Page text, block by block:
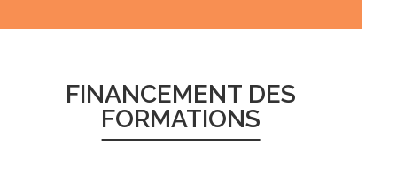
FINANCEMENT DES
FORMATIONS